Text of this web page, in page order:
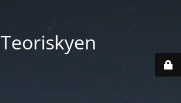
Teoriskyen